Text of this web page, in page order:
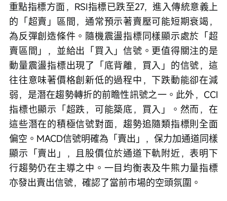
重點指標方面，RSI指標已跌至27，進入傳統意義上
的「超賣」區間，通常預示著賣壓可能短期衰竭，
為反彈創造條件。隨機震盪指標同樣顯示處於「超
賣區間」，並給出「買入」信號。更值得關注的是
動量震盪指標出現了「底背離，買入」的信號，這
往往意味著價格創新低的過程中，下跌動能卻在減
弱，是潛在趨勢轉折的前瞻性訊號之一。此外，CCI
指標也顯示「超跌，可能築底，買入」。然而，在
這些潛在的積極信號對面，趨勢追隨類指標則全面
偏空。MACD信號明確為「賣出」，保力加通道同樣
顯示「賣出」，且股價位於通道下軌附近，表明下
行趨勢仍在主導之中。一目均衡表及牛熊力量指標
亦發出賣出信號，確認了當前市場的空頭氛圍。